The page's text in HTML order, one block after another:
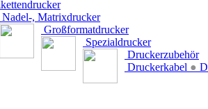
Nadel-, Matrixdrucker
Großformatdrucker
Spezialdrucker
Druckerzubehör
Druckerkabel ●